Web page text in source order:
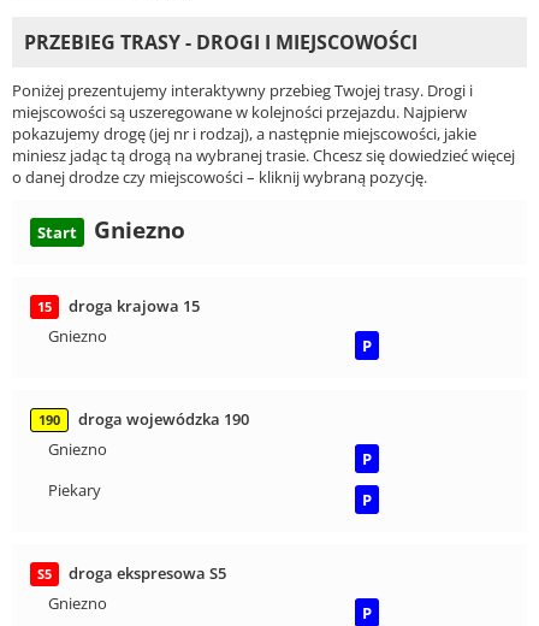
PRZEBIEG TRASY - DROGI I MIEJSCOWOŚCI
Poniżej prezentujemy interaktywny przebieg Twojej trasy. Drogi i
miejscowości są uszeregowane w kolejności przejazdu. Najpierw
pokazujemy drogę (jej nr i rodzaj), a następnie miejscowości, jakie
miniesz jadąc tą drogą na wybranej trasie. Chcesz się dowiedzieć więcej
o danej drodze czy miejscowości – kliknij wybraną pozycję.
Start Gniezno
15
droga krajowa 15
Gniezno
P
190
droga wojewódzka 190
Gniezno
P
Piekary
P
S5
droga ekspresowa S5
Gniezno
P